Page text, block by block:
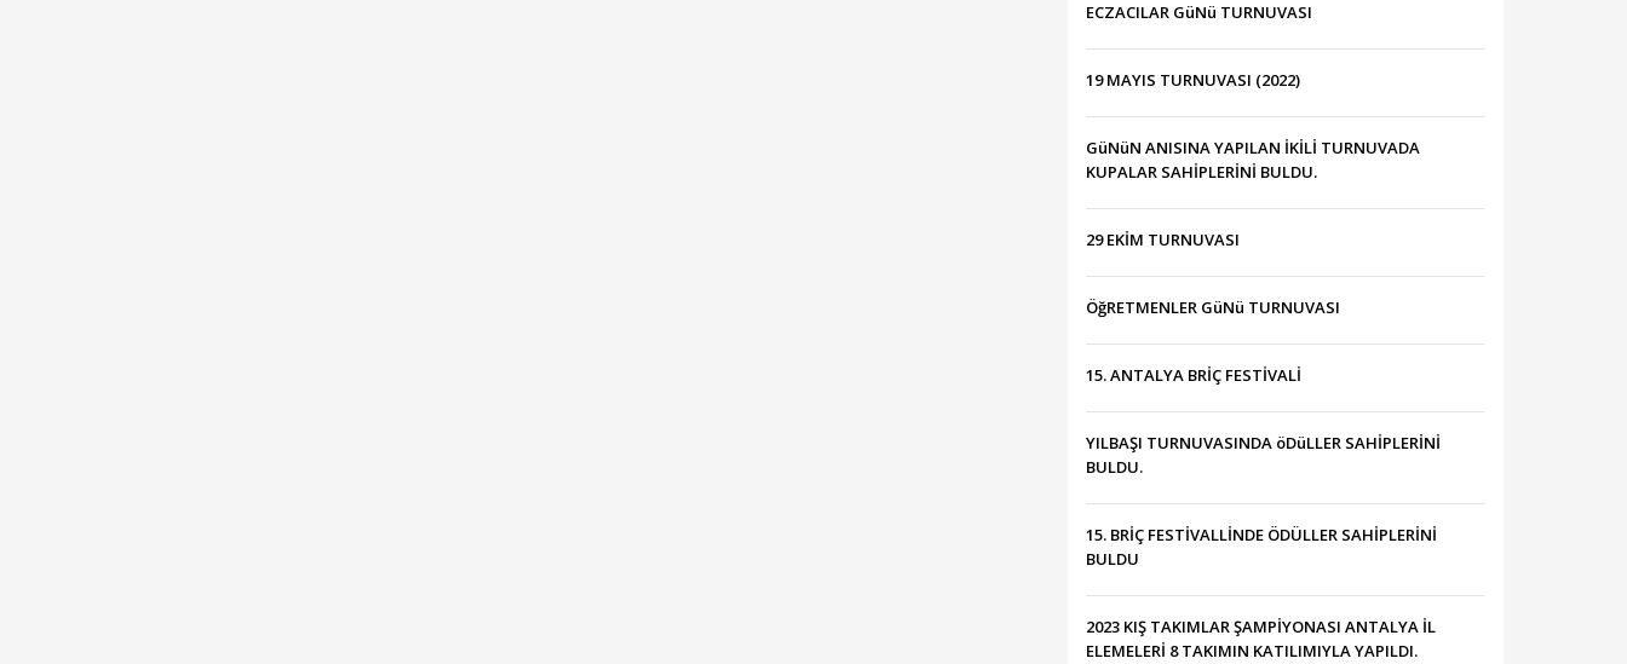
ECZACILAR GüNü TURNUVASI
19 MAYIS TURNUVASI (2022)
GüNüN ANISINA YAPILAN İKİLİ TURNUVADA
KUPALAR SAHİPLERİNİ BULDU.
29 EKİM TURNUVASI
ÖğRETMENLER GüNü TURNUVASI
15. ANTALYA BRİÇ FESTİVALİ
YILBAŞI TURNUVASINDA öDüLLER SAHİPLERİNİ
BULDU.
15. BRİÇ FESTİVALLİNDE ÖDÜLLER SAHİPLERİNİ
BULDU
2023 KIŞ TAKIMLAR ŞAMPİYONASI ANTALYA İL
ELEMELERİ 8 TAKIMIN KATILIMIYLA YAPILDI.